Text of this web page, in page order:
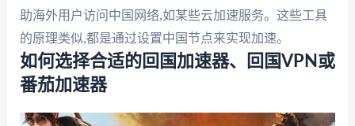
助海外用户访问中国网络,如某些云加速服务。这些工具
的原理类似,都是通过设置中国节点来实现加速。
如何选择合适的回国加速器、回国VPN或
番茄加速器